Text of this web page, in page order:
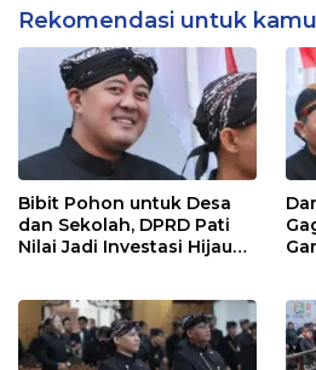
Rekomendasi untuk kamu
Bibit Pohon untuk Desa
dan Sekolah, DPRD Pati
Nilai Jadi Investasi Hijau